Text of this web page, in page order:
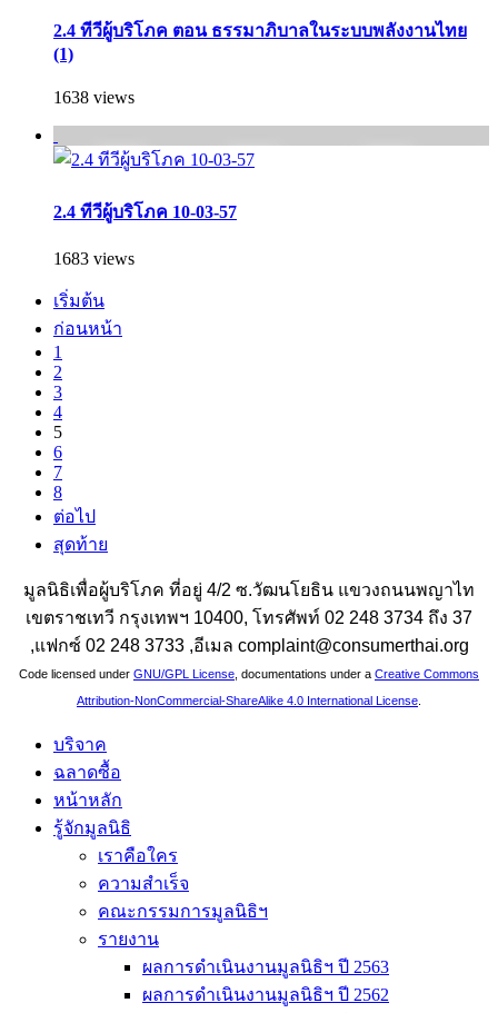
2.4 ทีวีผู้บริโภค ตอน ธรรมาภิบาลในระบบพลังงานไทย
(1)
1638 views
2.4 ทีวีผู้บริโภค 10-03-57
1683 views
เริ่มต้น
ก่อนหน้า
1
2
3
4
5
6
7
8
ต่อไป
สุดท้าย
มูลนิธิเพื่อผู้บริโภค ที่อยู่ 4/2 ซ.วัฒนโยธิน แขวงถนนพญาไท
เขตราชเทวี กรุงเทพฯ 10400, โทรศัพท์ 02 248 3734 ถึง 37
,แฟกซ์ 02 248 3733 ,อีเมล complaint@consumerthai.org
Code licensed under GNU/GPL License , documentations under a Creative Commons
Attribution-NonCommercial-ShareAlike 4.0 International License
บริจาค
ฉลาดซื้อ
หน้าหลัก
รู้จักมูลนิธิ
เราคือใคร
ความสำเร็จ
คณะกรรมการมูลนิธิฯ
รายงาน
ผลการดำเนินงานมูลนิธิฯ ปี 2563
ผลการดำเนินงานมูลนิธิฯ ปี 2562